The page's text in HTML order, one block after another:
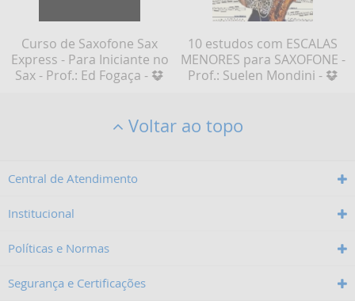
Curso de Saxofone Sax
Express - Para Iniciante no
Sax - Prof.: Ed Fogaça -
10 estudos com ESCALAS
MENORES para SAXOFONE -
Prof.: Suelen Mondini -
Voltar ao topo
Central de Atendimento
Institucional
Políticas e Normas
Segurança e Certificações